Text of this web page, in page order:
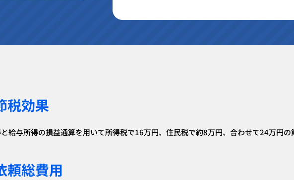
税効果
給与所得の損益通算を用いて所得税で16万円、住民税で約8万円、合わせて24万円の
頼総費用